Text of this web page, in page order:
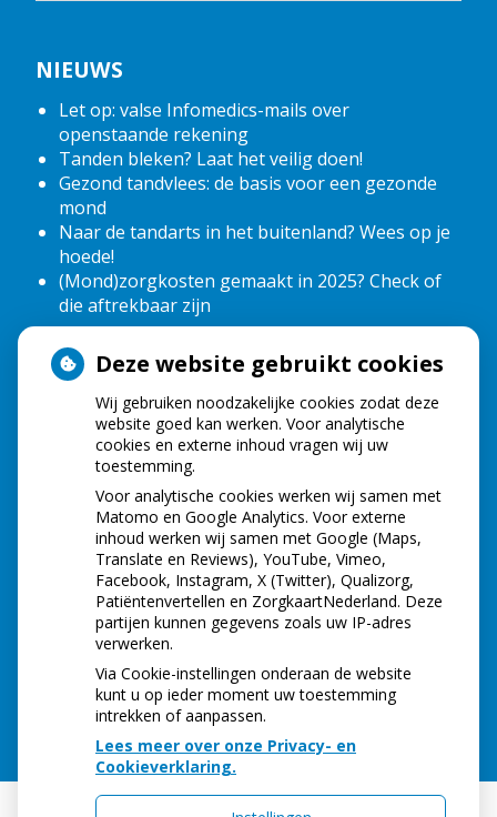
NIEUWS
Let op: valse Infomedics-mails over
openstaande rekening
Tanden bleken? Laat het veilig doen!
Gezond tandvlees: de basis voor een gezonde
mond
Naar de tandarts in het buitenland? Wees op je
hoede!
(Mond)zorgkosten gemaakt in 2025? Check of
die aftrekbaar zijn
HOE GEZOND IS JE MOND?
Deze website gebruikt cookies
Wij gebruiken noodzakelijke cookies zodat deze
website goed kan werken. Voor analytische
cookies en externe inhoud vragen wij uw
toestemming.
Voor analytische cookies werken wij samen met
Matomo en Google Analytics. Voor externe
inhoud werken wij samen met Google (Maps,
Translate en Reviews), YouTube, Vimeo,
Facebook, Instagram, X (Twitter), Qualizorg,
Patiëntenvertellen en ZorgkaartNederland. Deze
partijen kunnen gegevens zoals uw IP-adres
verwerken.
Via Cookie-instellingen onderaan de website
kunt u op ieder moment uw toestemming
intrekken of aanpassen.
Lees meer over onze Privacy- en
Cookieverklaring.